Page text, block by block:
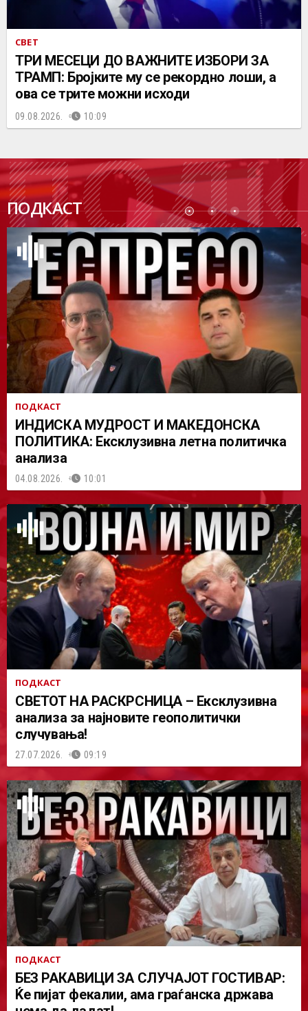
СВЕТ
ТРИ МЕСЕЦИ ДО ВАЖНИТЕ ИЗБОРИ ЗА
ТРАМП: Бројките му се рекордно лоши, а
ова се трите можни исходи
09.08.2026. 10:09
ПОДКАСТ
ПОДК
АСТ
ПОДКАСТ
ИНДИСКА МУДРОСТ И МАКЕДОНСКА
ПОЛИТИКА: Ексклузивна летна политичка
анализа
04.08.2026. 10:01
ПОДКАСТ
СВЕТОТ НА РАСКРСНИЦА – Ексклузивна
анализа за најновите геополитички
случувања!
27.07.2026. 09:19
ПОДКАСТ
БЕЗ РАКАВИЦИ ЗА СЛУЧАЈОТ ГОСТИВАР:
Ќе пијат фекалии, ама граѓанска држава